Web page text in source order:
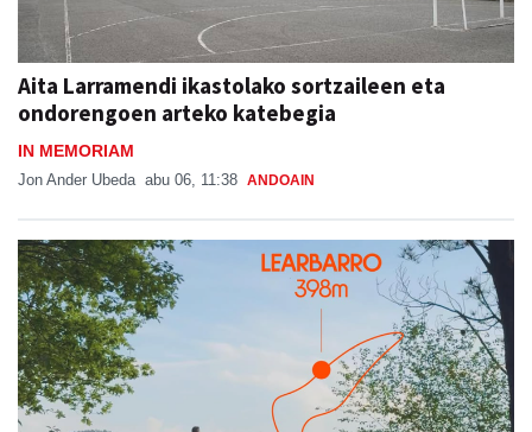
Aita Larramendi ikastolako sortzaileen eta
ondorengoen arteko katebegia
IN MEMORIAM
Jon Ander Ubeda abu 06, 11:38 ANDOAIN